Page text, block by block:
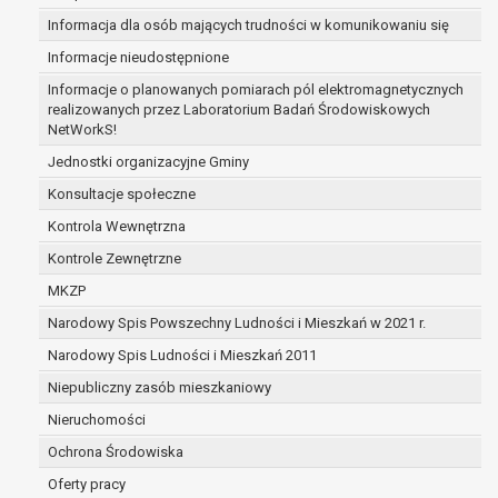
Informacja dla osób mających trudności w komunikowaniu się
Informacje nieudostępnione
Informacje o planowanych pomiarach pól elektromagnetycznych
realizowanych przez Laboratorium Badań Środowiskowych
NetWorkS!
Jednostki organizacyjne Gminy
Konsultacje społeczne
Kontrola Wewnętrzna
Kontrole Zewnętrzne
MKZP
Narodowy Spis Powszechny Ludności i Mieszkań w 2021 r.
Narodowy Spis Ludności i Mieszkań 2011
Niepubliczny zasób mieszkaniowy
Nieruchomości
Ochrona Środowiska
Oferty pracy
prawo do żądania usunięcia danych osobowych
bycia zapomnianym) na podstawie art. 17 RODO, w
gdy:
dane nie są już niezbędne do celów, dla
zebrane lub w inny sposób przetwarzane,
osoba, której dane dotyczą, wniosła sprzeciw
przetwarzania danych osobowych,
osoba, której dane dotyczą wycofała zgodę
przetwarzanie danych osobowych, która jest
przetwarzania danych i nie ma innej
przetwarzania danych,
dane osobowe muszą być usunięte w celu
się z obowiązku wynikającego z przepisów
prawo do żądania ograniczenia przetwarzania
osobowych na podstawie art. 18 RODO, w
danych osobowych – na okres pozwalający
administratorowi sprawdzić prawidłowość